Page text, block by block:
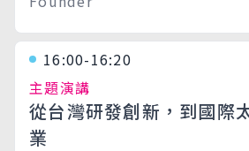
16:00-16:20
主題演講
從台灣研發創新，到國際
業